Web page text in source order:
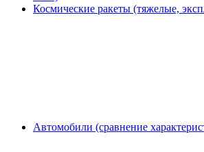
Космические ракеты (тяжелые,
Автомобили (сравнение